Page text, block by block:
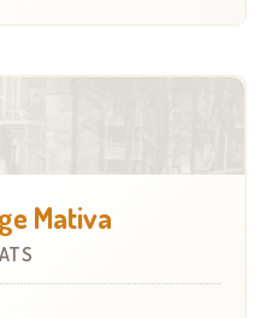
Mativa